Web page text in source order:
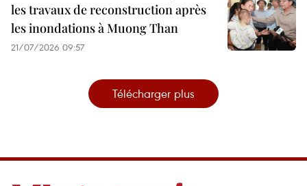
les travaux de reconstruction après
les inondations à Muong Than
21/07/2026 09:57
Télécharger plus